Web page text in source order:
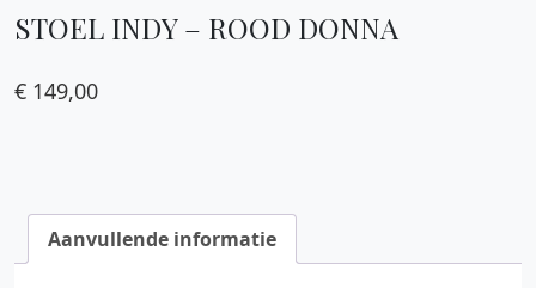
STOEL INDY – ROOD DONNA
€ 149,00
Aanvullende informatie